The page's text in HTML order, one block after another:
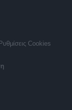
Ρυθμίσεις Cookies